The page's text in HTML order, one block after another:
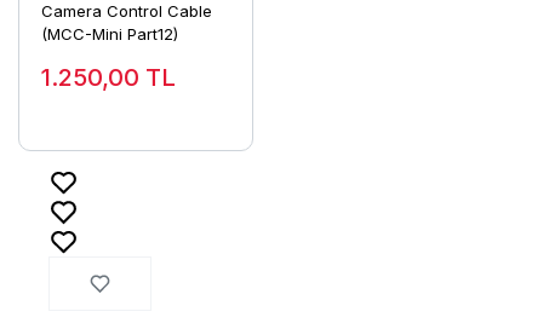
Camera Control Cable
(MCC-Mini Part12)
1.250,00 TL